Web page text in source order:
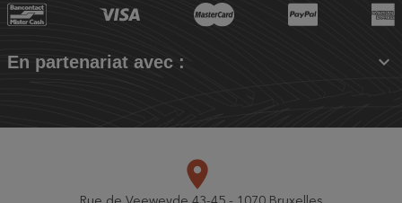
En partenariat avec : 
place